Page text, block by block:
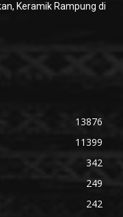
Keramik Rampung di
13876
11399
342
249
242